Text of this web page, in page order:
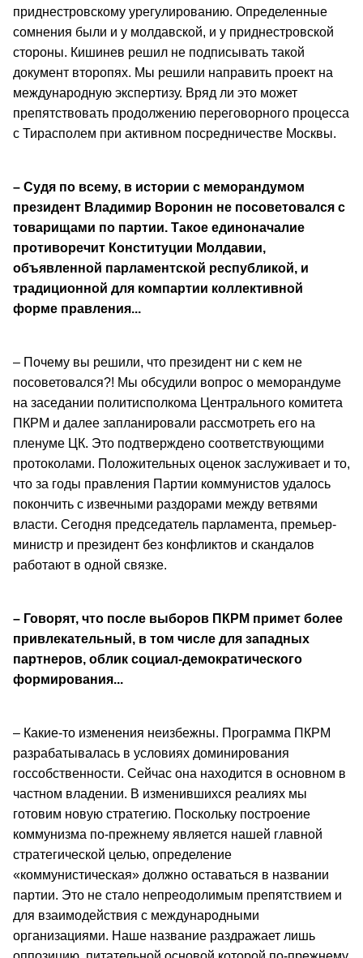
приднестровскому урегулированию. Определенные
сомнения были и у молдавской, и у приднестровской
стороны. Кишинев решил не подписывать такой
документ второпях. Мы решили направить проект на
международную экспертизу. Вряд ли это может
препятствовать продолжению переговорного процесса
с Тирасполем при активном посредничестве Москвы.
– Судя по всему, в истории с меморандумом
президент Владимир Воронин не посоветовался с
товарищами по партии. Такое единоначалие
противоречит Конституции Молдавии,
объявленной парламентской республикой, и
традиционной для компартии коллективной
форме правления...
– Почему вы решили, что президент ни с кем не
посоветовался?! Мы обсудили вопрос о меморандуме
на заседании политисполкома Центрального комитета
ПКРМ и далее запланировали рассмотреть его на
пленуме ЦК. Это подтверждено соответствующими
протоколами. Положительных оценок заслуживает и то,
что за годы правления Партии коммунистов удалось
покончить с извечными раздорами между ветвями
власти. Сегодня председатель парламента, премьер-
министр и президент без конфликтов и скандалов
работают в одной связке.
– Говорят, что после выборов ПКРМ примет более
привлекательный, в том числе для западных
партнеров, облик социал-демократического
формирования...
– Какие-то изменения неизбежны. Программа ПКРМ
разрабатывалась в условиях доминирования
госсобственности. Сейчас она находится в основном в
частном владении. В изменившихся реалиях мы
готовим новую стратегию. Поскольку построение
коммунизма по-прежнему является нашей главной
стратегической целью, определение
«коммунистическая» должно оставаться в названии
партии. Это не стало непреодолимым препятствием и
для взаимодействия с международными
организациями. Наше название раздражает лишь